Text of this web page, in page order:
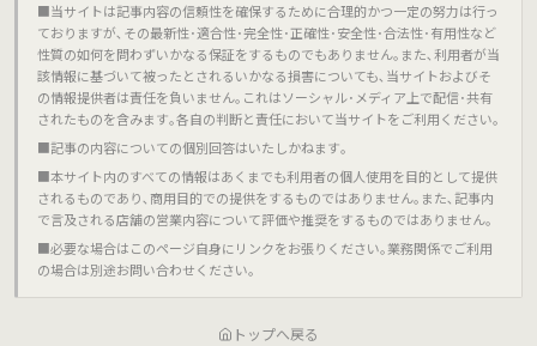
■当サイトは記事内容の信頼性を確保するために合理的かつ一定の努力は行っ
ておりますが､その最新性･適合性･完全性･正確性･安全性･合法性･有用性など
性質の如何を問わずいかなる保証をするものでもありません｡また､利用者が当
該情報に基づいて被ったとされるいかなる損害についても､当サイトおよびそ
の情報提供者は責任を負いません｡これはソーシャル･メディア上で配信･共有
されたものを含みます｡各自の判断と責任において当サイトをご利用ください｡
■記事の内容についての個別回答はいたしかねます｡
■本サイト内のすべての情報はあくまでも利用者の個人使用を目的として提供
されるものであり､商用目的での提供をするものではありません｡また､記事内
で言及される店舗の営業内容について評価や推奨をするものではありません｡
■必要な場合はこのページ自身にリンクをお張りください｡業務関係でご利用
の場合は別途お問い合わせください｡
トップへ戻る